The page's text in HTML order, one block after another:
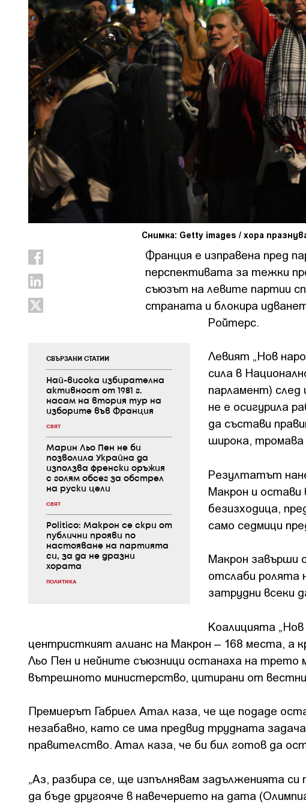
Снимка: Getty images / хора
СВЪРЗАНИ СТАТИИ
Най-висока избирателна
активност от 1981 г.
насам на втория тур на
изборите във Франция
СВЯТ
Марин Льо Пен не би
позволила Украйна да
използва френски оръжия
с голям обсег за обстрел
на руски цели
СВЯТ
Politico: Макрон се скри от
публични прояви по
настояване на партията
си, за да не дразни
хората
ПОЛИТИКА
Франция е изправена пред
перспективата за тежки
съюзът на левите партии
страната и блокира
Ройтерс.
Левият „Нов
сила в
парламент) след
не е осигурила
да състави
широка, тромава
Резултатът
Макрон и остави
безизходица,
само седмици
Макрон завърши
отслаби ролята
затрудни всеки
Коалицията
центристкият алианс на Макрон – 168 места, а
Льо Пен и нейните съюзници останаха на трето
вътрешното министерство, цитирани от
Премиерът Габриел Атал каза, че ще подаде
незабавно, като се има предвид трудната
правителство. Атал каза, че би бил готов да
„Аз, разбира се, ще изпълнявам задълженията
да бъде другояче в навечерието на дата